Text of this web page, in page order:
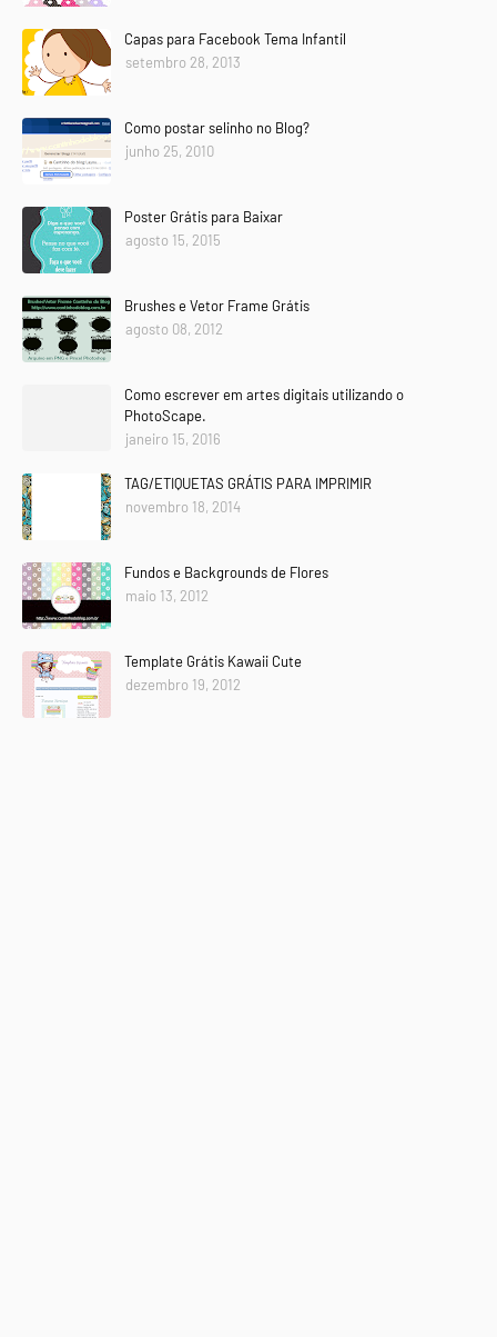
Capas para Facebook Tema Infantil
setembro 28, 2013
Como postar selinho no Blog?
junho 25, 2010
Poster Grátis para Baixar
agosto 15, 2015
Brushes e Vetor Frame Grátis
agosto 08, 2012
Como escrever em artes digitais utilizando o
PhotoScape.
janeiro 15, 2016
TAG/ETIQUETAS GRÁTIS PARA IMPRIMIR
novembro 18, 2014
Fundos e Backgrounds de Flores
maio 13, 2012
Template Grátis Kawaii Cute
dezembro 19, 2012